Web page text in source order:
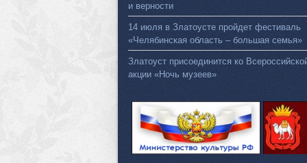
и верности
14 июля в Златоусте пройдет фестиваль
«Челябинская область – большая семья»
Златоуст присоединится ко
акции «Ночь музеев»